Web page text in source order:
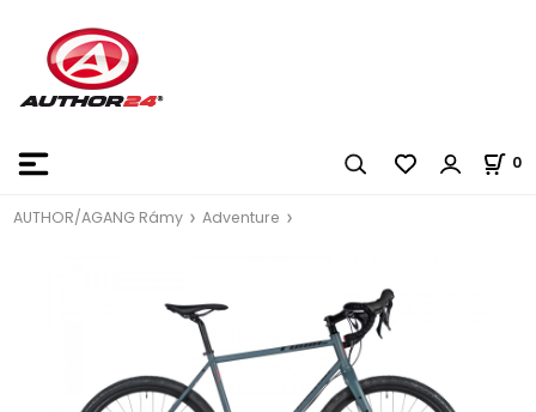
0
AUTHOR/AGANG Rámy Adventure